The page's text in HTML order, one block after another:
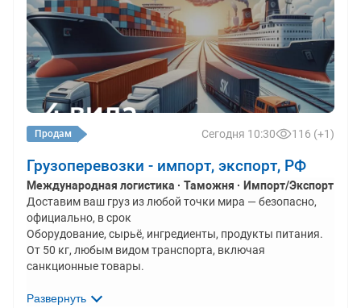
Продам Сегодня 10:30 116 (+1)
Грузоперевозки - импорт, экспорт, РФ
Международная логистика · Таможня · Импорт/Экспорт
Доставим ваш груз из любой точки мира — безопасно,
официально, в срок
Оборудование, сырьё, ингредиенты, продукты питания.
От 50 кг, любым видом транспорта, включая
санкционные товары.
Узнаёте себя?
Развернуть